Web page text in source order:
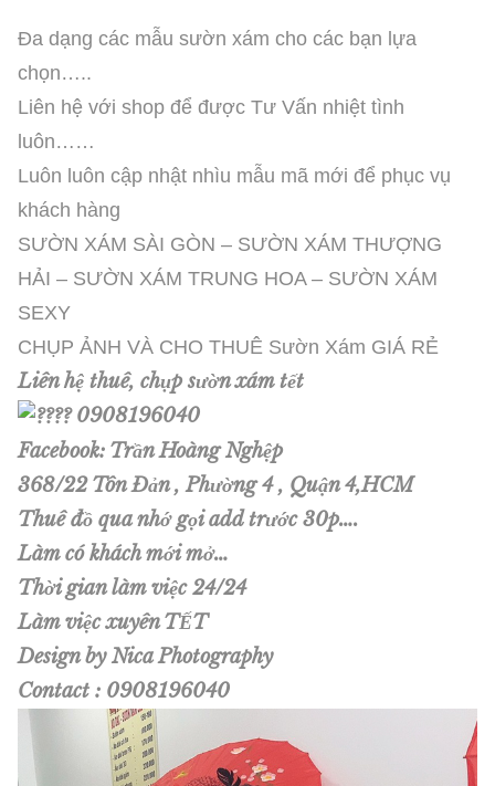
Đa dạng các mẫu sườn xám cho các bạn lựa
chọn…..
Liên hệ với shop để được Tư Vấn nhiệt tình
luôn……
Luôn luôn cập nhật nhìu mẫu mã mới để phục vụ
khách hàng
SƯỜN XÁM SÀI GÒN – SƯỜN XÁM THƯỢNG
HẢI – SƯỜN XÁM TRUNG HOA – SƯỜN XÁM
SEXY
CHỤP ẢNH VÀ CHO THUÊ Sườn Xám GIÁ RẺ
Liên hệ thuê, chụp sườn xám tết
0908196040
Facebook: Trần Hoàng Nghệp
368/22 Tôn Đản , Phường 4 , Quận 4,HCM
Thuê đồ qua nhớ gọi add trước 30p….
Làm có khách mới mở…
Thời gian làm việc 24/24
Làm việc xuyên TẾT
Design by Nica Photography
Contact : 0908196040